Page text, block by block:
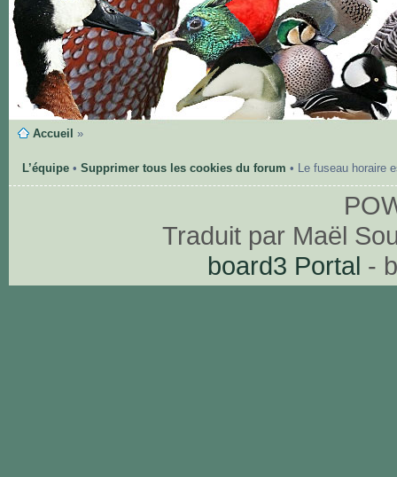
Accueil »
L’équipe• Supprimer tous les cookies du forum • Le fuseau horaire
Traduit par Maël
board3 Portal -